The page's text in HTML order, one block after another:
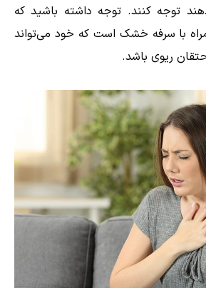
توجه کنند. توجه داشته باشید که
با سرفه خشک است که خود می‌تواند
ریوی باشد.